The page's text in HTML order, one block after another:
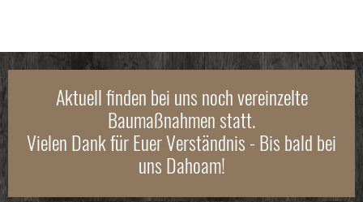
Aktuell finden bei uns noch vereinzelte
Baumaßnahmen statt.
Vielen Dank für Euer Verständnis - Bis bald bei
uns Dahoam!